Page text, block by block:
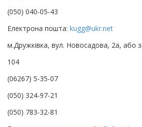
(050) 040-05-43
Електрона пошта: kugg@ukr.net
м.Дружківка, вул. Новосадова, 2а, або
104
(06267) 5-35-07
(050) 324-97-21
(050) 783-32-81